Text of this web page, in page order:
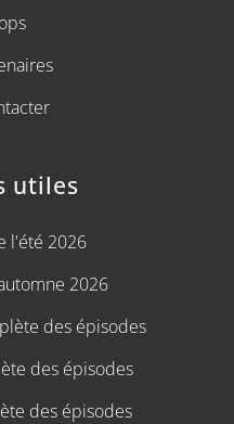
utiles
l'été 2026
2026
des épisodes
des épisodes
des épisodes